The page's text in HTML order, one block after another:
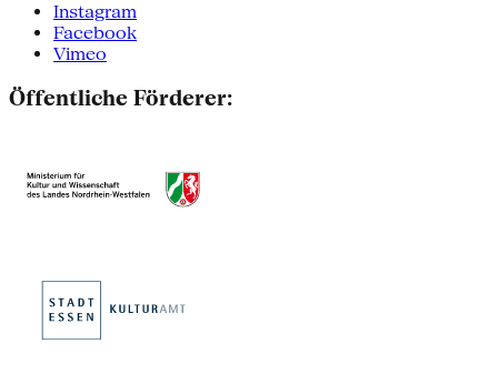
Instagram
Facebook
Vimeo
Öffentliche Förderer: